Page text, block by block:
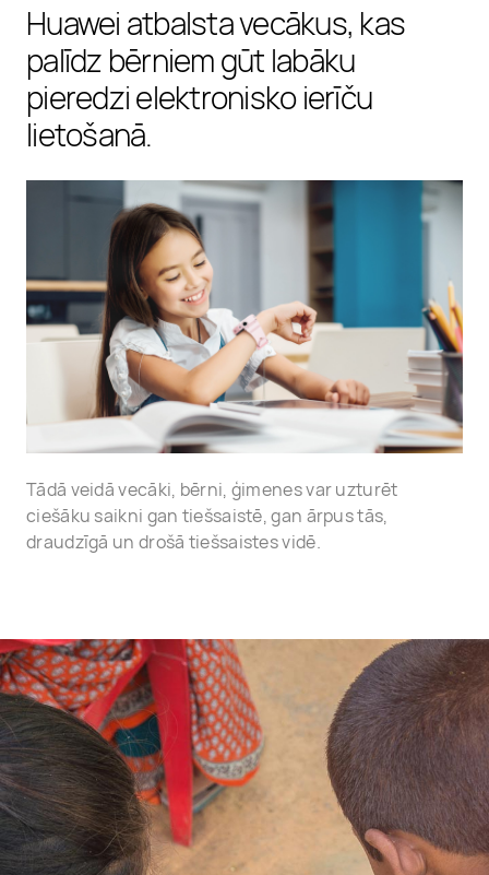
Huawei atbalsta vecākus, kas
palīdz bērniem gūt labāku
pieredzi elektronisko ierīču
lietošanā.
Tādā veidā vecāki, bērni, ģimenes var uzturēt
ciešāku saikni gan tiešsaistē, gan ārpus tās,
draudzīgā un drošā tiešsaistes vidē.